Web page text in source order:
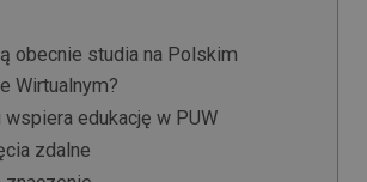
obecnie studia na Polskim
Wirtualnym?
edukację w PUW
zdalne